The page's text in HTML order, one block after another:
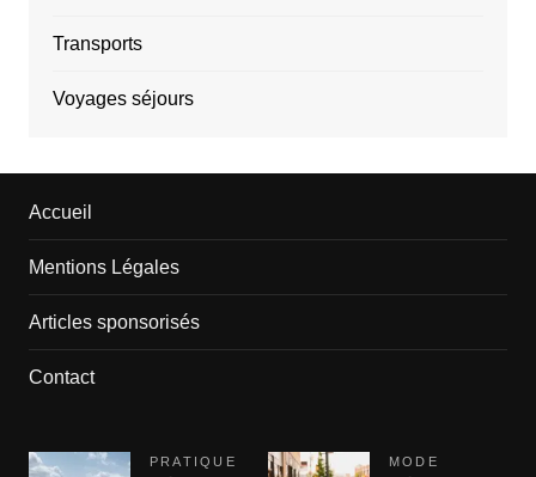
Transports
Voyages séjours
Accueil
Mentions Légales
Articles sponsorisés
Contact
PRATIQUE MODE